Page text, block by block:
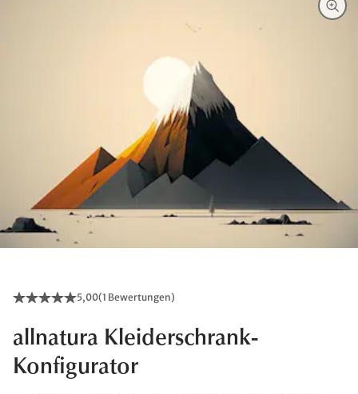
5,00(1 Bewertungen)
allnatura Kleiderschrank-
Konfigurator